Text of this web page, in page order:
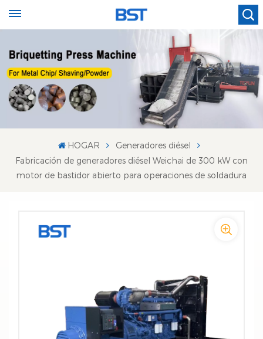
HOGAR
Generadores diésel
Fabricación de generadores diésel Weichai de 300 kW con
motor de bastidor abierto para operaciones de soldadura